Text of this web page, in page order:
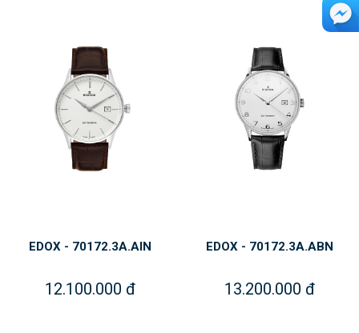
EDOX - 70172.3A.AIN
12.100.000 đ
EDOX - 70172.3A.ABN
13.200.000 đ